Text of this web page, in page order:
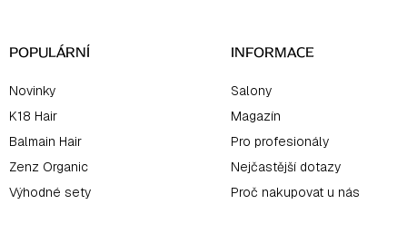
POPULÁRNÍ
Novinky
K18 Hair
Balmain Hair
Zenz Organic
Výhodné sety
INFORMACE
Salony
Magazín
Pro profesionály
Nejčastější dotazy
Proč nakupovat u nás